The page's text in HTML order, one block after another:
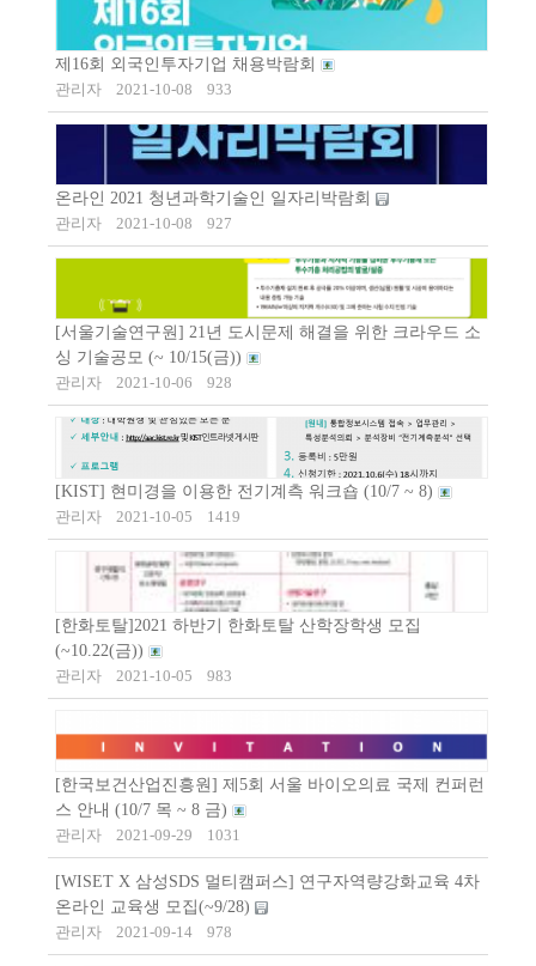
제16회 외국인투자기업 채용박람회
관리자
2021-10-08 933
온라인 2021 청년과학기술인 일자리박람회
관리자
2021-10-08 927
[서울기술연구원] 21년 도시문제 해결을 위한 크라우드 소
싱 기술공모 (~ 10/15(금))
관리자
2021-10-06 928
[KIST] 현미경을 이용한 전기계측 워크숍 (10/7 ~ 8)
관리자
2021-10-05 1419
[한화토탈]2021 하반기 한화토탈 산학장학생 모집
(~10.22(금))
관리자
2021-10-05 983
[한국보건산업진흥원] 제5회 서울 바이오의료 국제 컨퍼런
스 안내 (10/7 목 ~ 8 금)
관리자
2021-09-29 1031
[WISET X 삼성SDS 멀티캠퍼스] 연구자역량강화교육 4차
온라인 교육생 모집(~9/28)
관리자
2021-09-14 978